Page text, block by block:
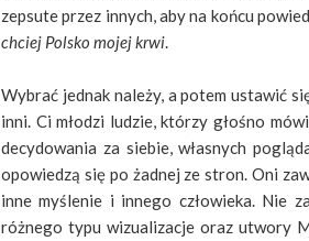
zepsute przez innych, aby na końcu
chciej Polsko mojej krwi
Wybrać jednak należy, a potem ustawić
inni. Ci młodzi ludzie, którzy głośno
decydowania za siebie, własnych
opowiedzą się po żadnej ze stron. Oni
inne myślenie i innego człowieka. Nie
różnego typu wizualizacje oraz utwory